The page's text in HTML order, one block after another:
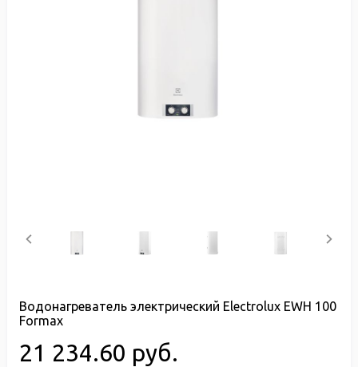
Водонагреватель электрический Electrolux EWH 100
Formax
21 234.60 руб.